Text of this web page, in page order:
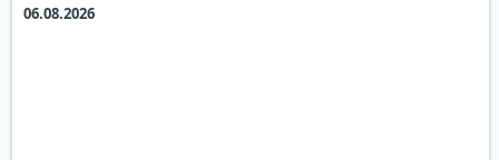
06.08.2026